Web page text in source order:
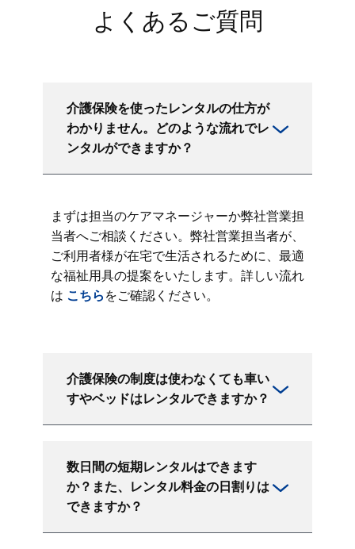
よくあるご質問
介護保険を使ったレンタルの仕方が
わかりません。どのような流れでレ
ンタルができますか？
まずは担当のケアマネージャーか弊社営業担
当者へご相談ください。弊社営業担当者が、
ご利用者様が在宅で生活されるために、最適
な福祉用具の提案をいたします。詳しい流れ
は こちらをご確認ください。
介護保険の制度は使わなくても車い
すやベッドはレンタルできますか？
数日間の短期レンタルはできます
か？また、レンタル料金の日割りは
できますか？